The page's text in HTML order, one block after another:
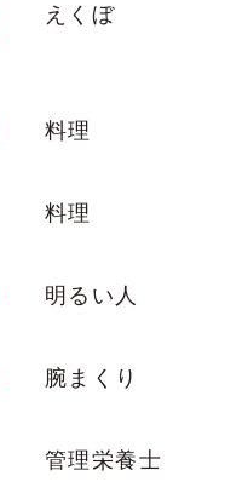
えくぼ
料理
料理
明るい人
腕まくり
管理栄養士